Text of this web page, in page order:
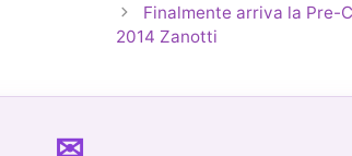
Finalmente arriva la Pre-
2014 Zanotti